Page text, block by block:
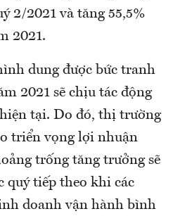
2/2021 và tăng 55,5%
2021.
dung được bức tranh
2021 sẽ chịu tác động
tại. Do đó, thị trường
triển vọng lợi nhuận
trống tăng trưởng sẽ
quý tiếp theo khi các
doanh vận hành bình